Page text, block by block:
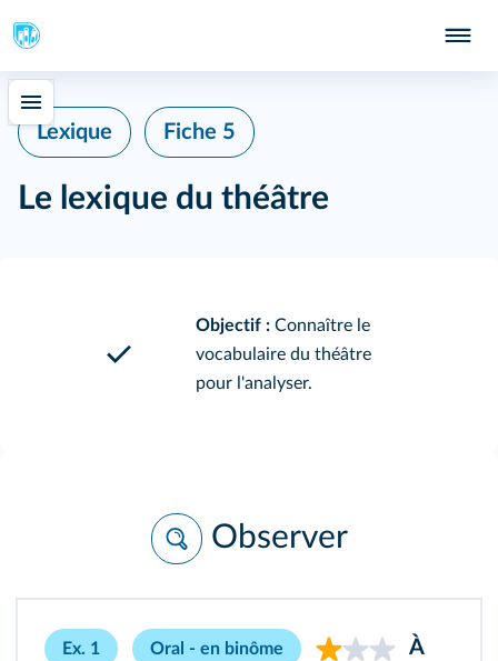
Lexique Fiche 5
Le lexique du théâtre
Objectif : Connaître le
vocabulaire du théâtre
pour l'analyser.
Observer
Ex. 1 Oral - en binôme
À